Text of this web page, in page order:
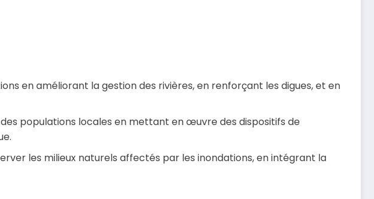
en améliorant la gestion des rivières, en renforçant les digues, et en
populations locales en mettant en œuvre des dispositifs de
les milieux naturels affectés par les inondations, en intégrant la